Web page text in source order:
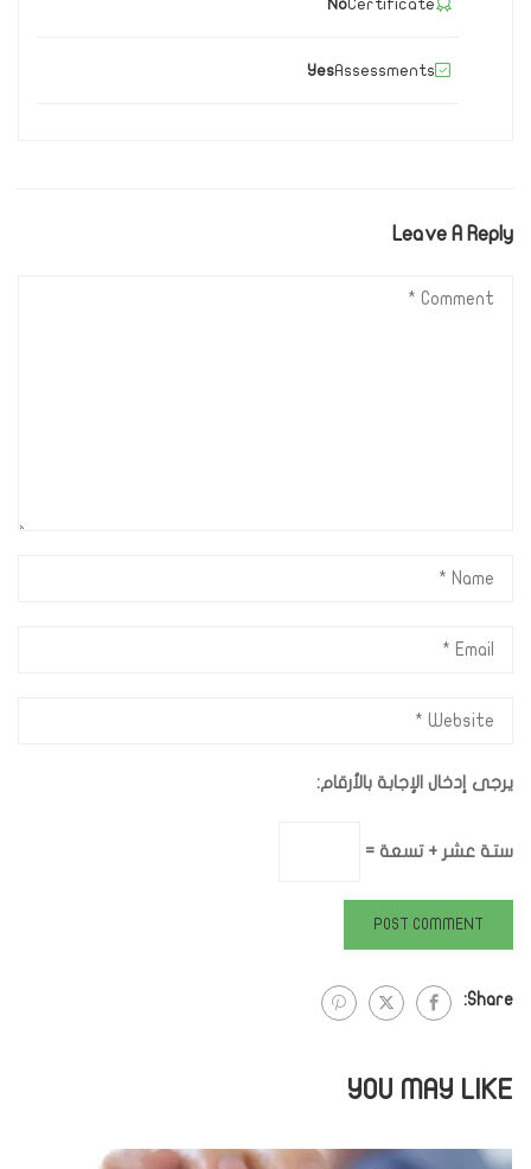
Certificate
No
Assessments
Yes
Leave A Reply
يرجى إدخال الإجابة بالأرقام:
ستة عشر + تسعة =
Share:
YOU MAY LIKE